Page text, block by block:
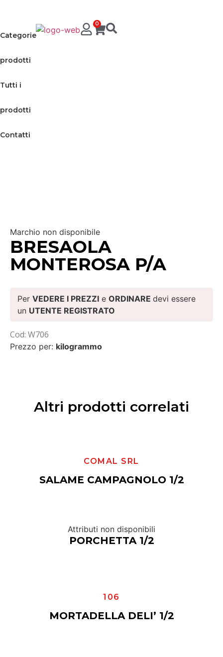
Categorie
prodotti
Tutti i
prodotti
Contatti
0
Marchio non disponibile
BRESAOLA
MONTEROSA P/A
Per VEDERE I PREZZI e ORDINARE devi essere
un UTENTE REGISTRATO
Cod: W706
Prezzo per: kilogrammo
Altri prodotti correlati
COMAL SRL
SALAME CAMPAGNOLO 1/2
Attributi non disponibili
PORCHETTA 1/2
106
MORTADELLA DELI’ 1/2